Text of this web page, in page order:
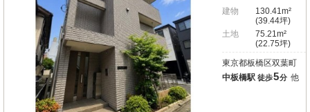
建物
130.41m²
(39.44坪)
土地
75.21m²
(22.75坪)
東京都板橋区双葉町
中板橋駅 徒歩5分 他